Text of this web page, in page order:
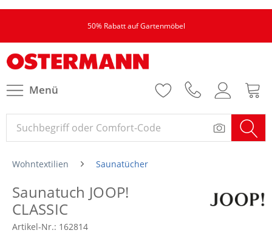
50% Rabatt auf Gartenmöbel
Menü
Wohntextilien Saunatücher
Saunatuch JOOP!
CLASSIC
Artikel-Nr.: 162814